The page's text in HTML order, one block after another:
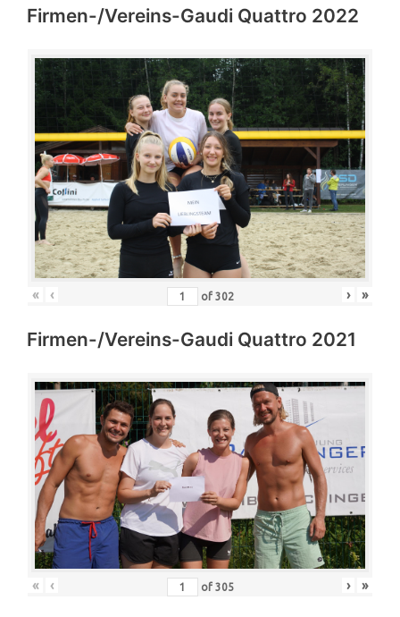
Firmen-/Vereins-Gaudi Quattro 2022
« ‹ of 302 › »
Firmen-/Vereins-Gaudi Quattro 2021
« ‹ of 305 › »